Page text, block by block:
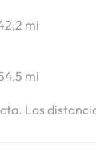
mi
mi
Las